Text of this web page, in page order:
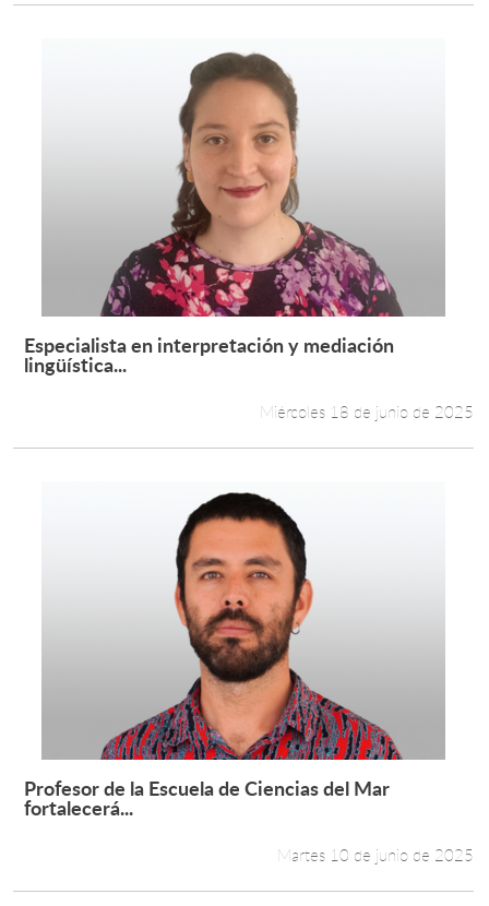
Leer más +
Especialista en interpretación y mediación
lingüística...
Miércoles 18 de junio de 2025
Leer más +
Profesor de la Escuela de Ciencias del Mar
fortalecerá...
Martes 10 de junio de 2025